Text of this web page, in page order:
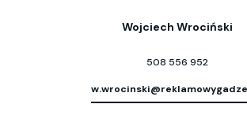
Wojciech Wrociński
508 556 952